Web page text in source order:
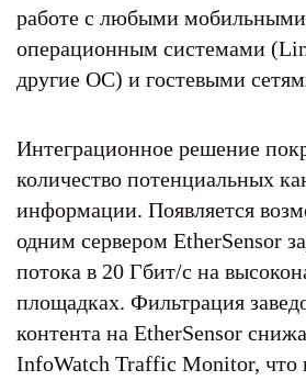
работе с любыми мобильными
операционным системами
другие ОС) и гостевыми
Интеграционное решение
количество потенциальных
информации. Появляется
одним сервером EtherSensor
потока в 20 Гбит/с на
площадках. Фильтрация
контента на EtherSensor
InfoWatch Traffic Monitor, что